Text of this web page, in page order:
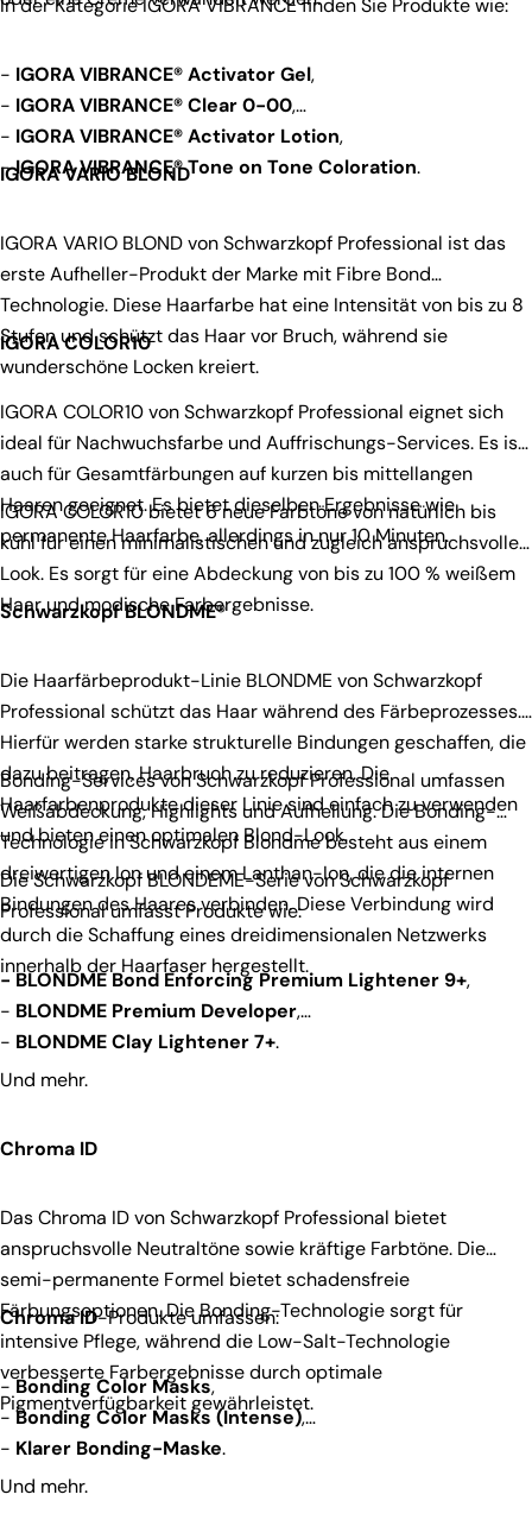
In der Kategorie IGORA VIBRANCE finden Sie Produkte wie:
- IGORA VIBRANCE® Activator Gel,
- IGORA VIBRANCE® Clear 0-00,
- IGORA VIBRANCE® Activator Lotion,
-IGORA VIBRANCE® Tone on Tone Coloration.
IGORA VARIO BLOND
IGORA VARIO BLOND von Schwarzkopf Professional ist das
erste Aufheller-Produkt der Marke mit Fibre Bond
Technologie. Diese Haarfarbe hat eine Intensität von bis zu 8
Stufen und schützt das Haar vor Bruch, während sie
wunderschöne Locken kreiert.
IGORA COLOR10
IGORA COLOR10 von Schwarzkopf Professional eignet sich
ideal für Nachwuchsfarbe und Auffrischungs-Services. Es ist
auch für Gesamtfärbungen auf kurzen bis mittellangen
Haaren geeignet. Es bietet dieselben Ergebnisse wie
permanente Haarfarbe, allerdings in nur 10 Minuten.
IGORA COLOR10 bietet 6 neue Farbtöne von natürlich bis
kühl für einen minimalistischen und zugleich anspruchsvollen
Look. Es sorgt für eine Abdeckung von bis zu 100 % weißem
Haar und modische Farbergebnisse.
Schwarzkopf BLONDME®
Die Haarfärbeprodukt-Linie BLONDME von Schwarzkopf
Professional schützt das Haar während des Färbeprozesses.
Hierfür werden starke strukturelle Bindungen geschaffen, die
dazu beitragen, Haarbruch zu reduzieren. Die
Haarfarbenprodukte dieser Linie sind einfach zu verwenden
und bieten einen optimalen Blond-Look.
Bonding-Services von Schwarzkopf Professional umfassen
Weißabdeckung, Highlights und Aufhellung. Die Bonding-
Technologie in Schwarzkopf Blondme besteht aus einem
dreiwertigen Ion und einem Lanthan-Ion, die die internen
Bindungen des Haares verbinden. Diese Verbindung wird
durch die Schaffung eines dreidimensionalen Netzwerks
innerhalb der Haarfaser hergestellt.
Die Schwarzkopf BLONDEME-Serie von Schwarzkopf
Professional umfasst Produkte wie:
-BLONDME Bond Enforcing Premium Lightener 9+,
- BLONDME Premium Developer,
- BLONDME Clay Lightener 7+.
Und mehr.
Chroma ID
Das Chroma ID von Schwarzkopf Professional bietet
anspruchsvolle Neutraltöne sowie kräftige Farbtöne. Die
semi-permanente Formel bietet schadensfreie
Färbungsoptionen. Die Bonding-Technologie sorgt für
intensive Pflege, während die Low-Salt-Technologie
verbesserte Farbergebnisse durch optimale
Pigmentverfügbarkeit gewährleistet.
Chroma ID-Produkte umfassen:
-Bonding Color Masks,
-Bonding Color Masks (Intense),
- Klarer Bonding-Maske.
Und mehr.